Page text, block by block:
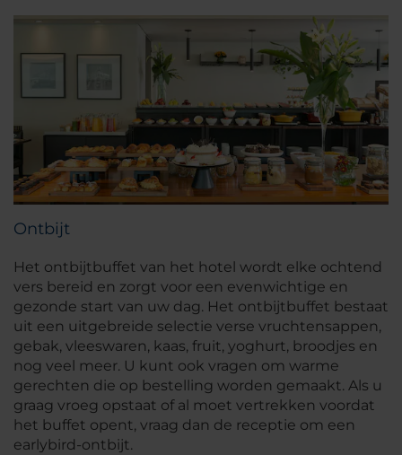
Ontbijt
Het ontbijtbuffet van het hotel wordt elke ochtend
vers bereid en zorgt voor een evenwichtige en
gezonde start van uw dag. Het ontbijtbuffet bestaat
uit een uitgebreide selectie verse vruchtensappen,
gebak, vleeswaren, kaas, fruit, yoghurt, broodjes en
nog veel meer. U kunt ook vragen om warme
gerechten die op bestelling worden gemaakt. Als u
graag vroeg opstaat of al moet vertrekken voordat
het buffet opent, vraag dan de receptie om een
earlybird-ontbijt.